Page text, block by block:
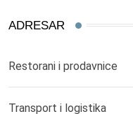
ADRESAR
Restorani i prodavnice
Transport i logistika